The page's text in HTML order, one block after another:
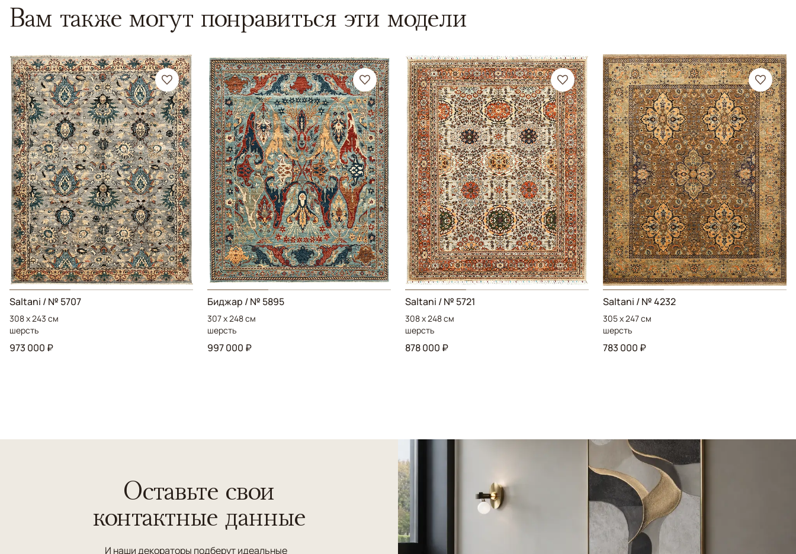
Вам также могут понравиться эти модели
Saltani / № 5707
308 x 243 см
шерсть
973 000 ₽
Биджар / № 5895
307 x 248 см
шерсть
997 000 ₽
Saltani / № 5721
308 x 248 см
шерсть
878 000 ₽
Saltani / № 4232
305 x 247 см
шерсть
783 000 ₽
Оставьте свои
контактные данные
И наши декораторы подберут идеальные